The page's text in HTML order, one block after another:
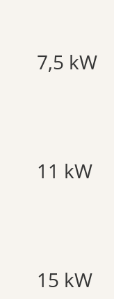
7,5 kW
11 kW
15 kW